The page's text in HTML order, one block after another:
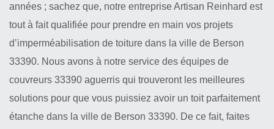
années ; sachez que, notre entreprise Artisan Reinhard est
tout à fait qualifiée pour prendre en main vos projets
d’imperméabilisation de toiture dans la ville de Berson
33390. Nous avons à notre service des équipes de
couvreurs 33390 aguerris qui trouveront les meilleures
solutions pour que vous puissiez avoir un toit parfaitement
étanche dans la ville de Berson 33390. De ce fait, faites